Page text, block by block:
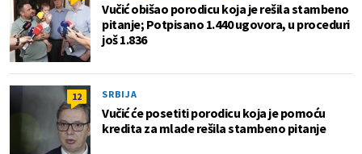
Vučić obišao porodicu koja je rešila stambeno
pitanje; Potpisano 1.440 ugovora, u proceduri
još 1.836
12 SRBIJA
Vučić će posetiti porodicu koja je pomoću
kredita za mlade rešila stambeno pitanje